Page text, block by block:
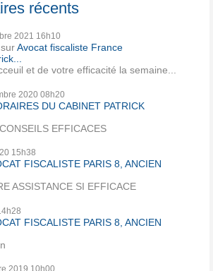
récents
2021 16h10
surAvocat fiscaliste France
et de votre efficacité la semaine...
2020 08h20
DU CABINET PATRICK
EFFICACES
15h38
FISCALISTE PARIS 8, ANCIEN
ASSISTANCE SI EFFICACE
FISCALISTE PARIS 8, ANCIEN
2019 10h00